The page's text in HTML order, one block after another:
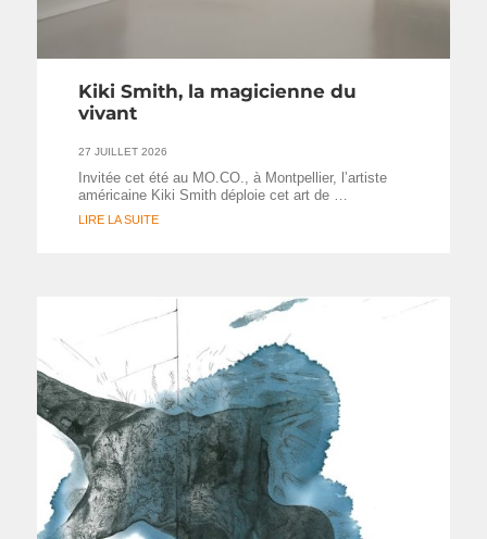
Kiki Smith, la magicienne du
vivant
27 JUILLET 2026
Invitée cet été au MO.CO., à Montpellier, l’artiste
américaine Kiki Smith déploie cet art de …
LIRE LA SUITE